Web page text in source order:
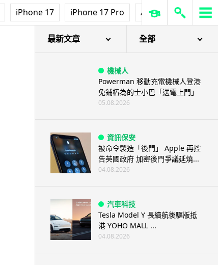
iPhone 17 iPhone 17 Pro AirPods Pro 3
最新文章 全部
機械人
Powerman 移動充電機械人登港
免鋪樁為的士小巴「送電上門」
05.08.2026
資訊保安
被命令製造「後門」 Apple 再控
告英國政府 加密後門爭議延燒...
04.08.2026
汽車科技
Tesla Model Y 長續航後驅版抵
港 YOHO MALL ...
04.08.2026